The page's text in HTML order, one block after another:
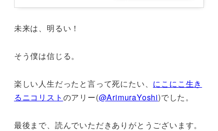
未来は、明るい！
そう僕は信じる。
楽しい人生だったと言って死にたい、 にこにこ生き
るニコリスト のアリー(@ArimuraYoshi)でした。
最後まで、読んでいただきありがとうございます。